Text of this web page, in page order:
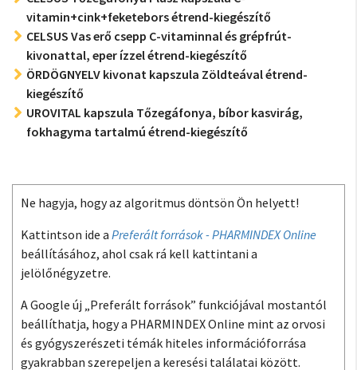
vitamin+cink+feketebors étrend-kiegészítő
CELSUS Vas erő csepp C-vitaminnal és grépfrút-
kivonattal, eper ízzel étrend-kiegészítő
ÖRDÖGNYELV kivonat kapszula Zöldteával étrend-
kiegészítő
UROVITAL kapszula Tőzegáfonya, bíbor kasvirág,
fokhagyma tartalmú étrend-kiegészítő
Ne hagyja, hogy az algoritmus döntsön Ön helyett!
Kattintson ide a Preferált források - PHARMINDEX Online
beállításához, ahol csak rá kell kattintani a
jelölőnégyzetre.
A Google új „Preferált források” funkciójával mostantól
beállíthatja, hogy a PHARMINDEX Online mint az orvosi
és gyógyszerészeti témák hiteles információforrása
gyakrabban szerepeljen a keresési találatai között.